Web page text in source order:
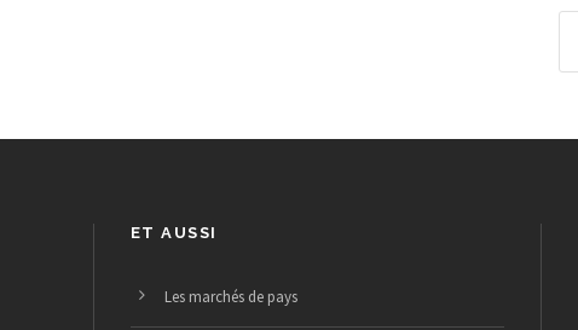
ET AUSSI
Les marchés de pays